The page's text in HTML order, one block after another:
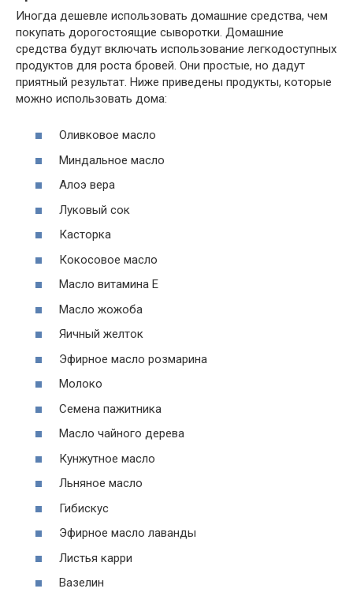
Иногда дешевле использовать домашние средства, чем
покупать дорогостоящие сыворотки. Домашние
средства будут включать использование легкодоступных
продуктов для роста бровей. Они простые, но дадут
приятный результат. Ниже приведены продукты, которые
можно использовать дома:
Оливковое масло
Миндальное масло
Алоэ вера
Луковый сок
Касторка
Кокосовое масло
Масло витамина E
Масло жожоба
Яичный желток
Эфирное масло розмарина
Молоко
Семена пажитника
Масло чайного дерева
Кунжутное масло
Льняное масло
Гибискус
Эфирное масло лаванды
Листья карри
Вазелин